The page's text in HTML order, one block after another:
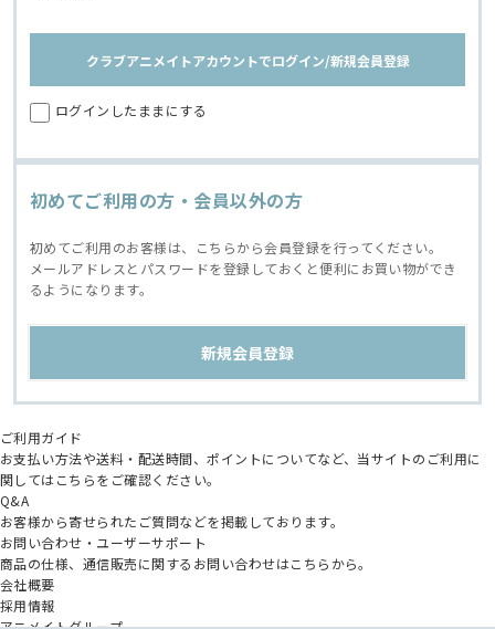
クラブアニメイトアカウントでログイン/新規会員登録
ログインしたままにする
初めてご利用の方・会員以外の方
初めてご利用のお客様は、こちらから会員登録を行ってください。
メールアドレスとパスワードを登録しておくと便利にお買い物ができ
るようになります。
ご利用ガイド
お支払い方法や送料・配送時間、ポイントについてなど、当サイトのご利用に
関してはこちらをご確認ください。
Q&A
お客様から寄せられたご質問などを掲載しております。
お問い合わせ・ユーザーサポート
商品の仕様、通信販売に関するお問い合わせはこちらから。
会社概要
採用情報